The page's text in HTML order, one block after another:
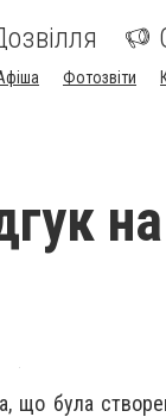
Фотозвіти
що була